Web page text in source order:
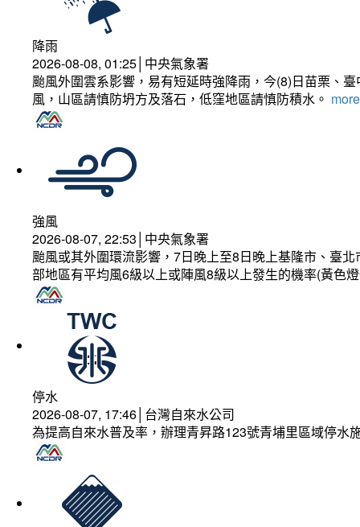
降雨
2026-08-08, 01:25│中央氣象署
颱風外圍雲系影響，易有短延時強降雨，今(8)日苗栗、
風，山區請慎防坍方及落石，低窪地區請慎防積水。
強風
2026-08-07, 22:53│中央氣象署
颱風或其外圍環流影響，7日晚上至8日晚上基隆市、臺
部地區有平均風6級以上或陣風8級以上發生的機率(黃色
停水
2026-08-07, 17:46│台灣自來水公司
為提高自來水普及率，辦理青昇路123號青埔里區域停水